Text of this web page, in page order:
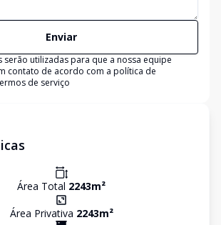
Enviar
serão utilizadas para que a nossa equipe
contato de acordo com a política de
de serviço
Área Total 2243m²
Área Privativa 2243m²